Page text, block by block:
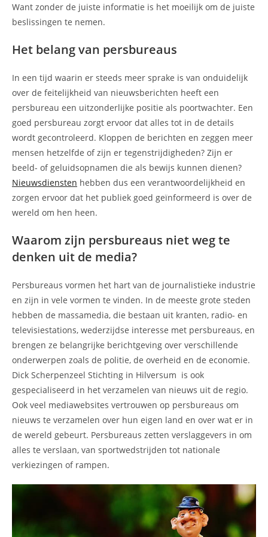
Want zonder de juiste informatie is het moeilijk om de juiste
beslissingen te nemen.
Het belang van persbureaus
In een tijd waarin er steeds meer sprake is van onduidelijk
over de feitelijkheid van nieuwsberichten heeft een
persbureau een uitzonderlijke positie als poortwachter. Een
goed persbureau zorgt ervoor dat alles tot in de details
wordt gecontroleerd. Kloppen de berichten en zeggen meer
mensen hetzelfde of zijn er tegenstrijdigheden? Zijn er
beeld- of geluidsopnamen die als bewijs kunnen dienen?
Nieuwsdiensten hebben dus een verantwoordelijkheid en
zorgen ervoor dat het publiek goed geïnformeerd is over de
wereld om hen heen.
Waarom zijn persbureaus niet weg te
denken uit de media?
Persbureaus vormen het hart van de journalistieke industrie
en zijn in vele vormen te vinden. In de meeste grote steden
hebben de massamedia, die bestaan uit kranten, radio- en
televisiestations, wederzijdse interesse met persbureaus, en
brengen ze belangrijke berichtgeving over verschillende
onderwerpen zoals de politie, de overheid en de economie.
Dick Scherpenzeel Stichting in Hilversum is ook
gespecialiseerd in het verzamelen van nieuws uit de regio.
Ook veel mediawebsites vertrouwen op persbureaus om
nieuws te verzamelen over hun eigen land en over wat er in
de wereld gebeurt. Persbureaus zetten verslaggevers in om
alles te verslaan, van sportwedstrijden tot nationale
verkiezingen of rampen.